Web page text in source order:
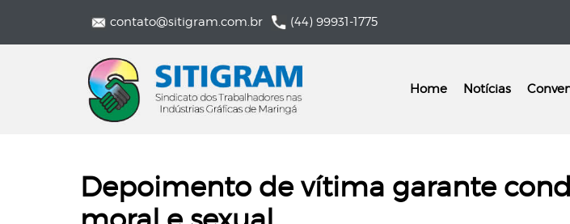
contato@sitigram.com.br (44) 99931-1775
Home Notícias
Depoimento de vítima garante